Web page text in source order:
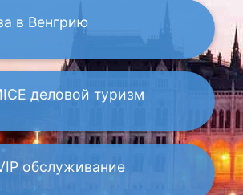
в Венгрию
деловой туризм
обслуживание